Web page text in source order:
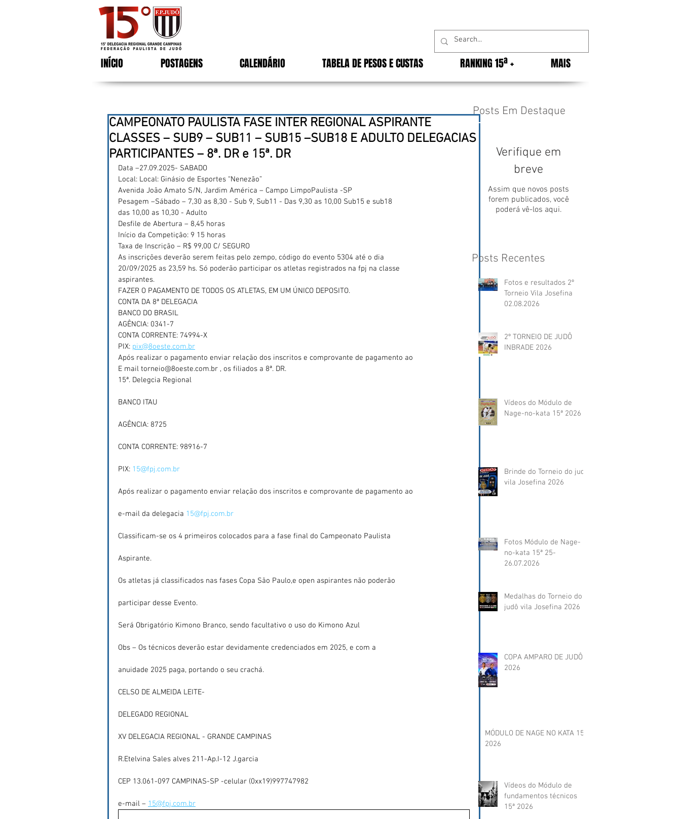
INÍCIO POSTAGENS CALENDÁRIO TABELA DE PESOS E CUSTAS RANKING 15ª + MAIS
CAMPEONATO PAULISTA FASE INTER REGIONAL ASPIRANTE
CLASSES – SUB9 – SUB11 – SUB15 –SUB18 E ADULTO DELEGACIAS
PARTICIPANTES – 8ª. DR e 15ª. DR
Data –27.09.2025- SABADO
Local: Local: Ginásio de Esportes “Nenezão”
Avenida João Amato S/N, Jardim América – Campo LimpoPaulista -SP
Pesagem –Sábado – 7,30 as 8,30 - Sub 9, Sub11 - Das 9,30 as 10,00 Sub15 e sub18
das 10,00 as 10,30 - Adulto
Desfile de Abertura – 8,45 horas
Início da Competição: 9 15 horas
Taxa de Inscrição – R$ 99,00 C/ SEGURO
As inscrições deverão serem feitas pelo zempo, código do evento 5304 até o dia
20/09/2025 as 23,59 hs. Só poderão participar os atletas registrados na fpj na classe
aspirantes.
FAZER O PAGAMENTO DE TODOS OS ATLETAS, EM UM ÚNICO DEPOSITO.
CONTA DA 8ª DELEGACIA
BANCO DO BRASIL
AGÊNCIA: 0341-7
CONTA CORRENTE: 74994-X
PIX: pix@8oeste.com.br
Após realizar o pagamento enviar relação dos inscritos e comprovante de pagamento ao
E mail torneio@8oeste.com.br , os filiados a 8ª. DR.
15ª. Delegcia Regional
BANCO ITAU
AGÊNCIA: 8725
CONTA CORRENTE: 98916-7
PIX: 15@fpj.com.br
Após realizar o pagamento enviar relação dos inscritos e comprovante de pagamento ao
e-mail da delegacia 15@fpj.com.br
Classificam-se os 4 primeiros colocados para a fase final do Campeonato Paulista
Aspirante.
Os atletas já classificados nas fases Copa São Paulo,e open aspirantes não poderão
participar desse Evento.
Será Obrigatório Kimono Branco, sendo facultativo o uso do Kimono Azul
Obs – Os técnicos deverão estar devidamente credenciados em 2025, e com a
anuidade 2025 paga, portando o seu crachá.
CELSO DE ALMEIDA LEITE-
DELEGADO REGIONAL
XV DELEGACIA REGIONAL - GRANDE CAMPINAS
R.Etelvina Sales alves 211-Ap.I-12 J.garcia
CEP 13.061-097 CAMPINAS-SP -celular (0xx19)997747982
e-mail – 15@fpj.com.br
Posts Em Destaque
Verifique em
breve
Assim que novos posts
forem publicados, você
poderá vê-los aqui.
Posts Recentes
Fotos e resultados 2º
Torneio Vila Josefina
02.08.2026
2º TORNEIO DE JUDÔ
INBRADE 2026
Vídeos do Módulo de
Nage-no-kata 15ª 2026
Brinde do Torneio do judô
vila Josefina 2026
Fotos Módulo de Nage-
no-kata 15ª 25-
26.07.2026
Medalhas do Torneio do
judô vila Josefina 2026
COPA AMPARO DE JUDÔ
2026
MÓDULO DE NAGE NO KATA 15ª
2026
Vídeos do Módulo de
fundamentos técnicos
15ª 2026